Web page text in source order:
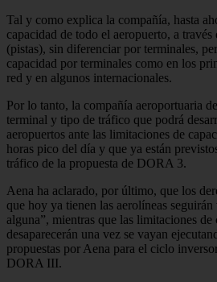
Tal y como explica la compañía, hasta
capacidad de todo el aeropuerto, a
(pistas), sin diferenciar por terminales,
capacidad por terminales como en los
red y en algunos internacionales.
Por lo tanto, la compañía aeroportuaria
terminal y tipo de tráfico que podrá
aeropuertos ante las limitaciones de
horas pico del día y que ya están
tráfico de la propuesta de DORA 3.
Aena ha aclarado, por último, que los
que hoy ya tienen las aerolíneas
alguna”, mientras que las limitaciones
desaparecerán una vez se vayan
propuestas por Aena para el ciclo
DORA III.